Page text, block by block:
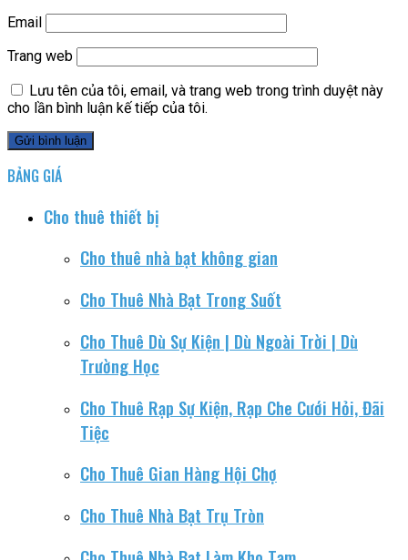
Email
Trang web
Lưu tên của tôi, email, và trang web trong trình duyệt này
cho lần bình luận kế tiếp của tôi.
BẢNG GIÁ
Cho thuê thiết bị
Cho thuê nhà bạt không gian
Cho Thuê Nhà Bạt Trong Suốt
Cho Thuê Dù Sự Kiện | Dù Ngoài Trời | Dù
Trường Học
Cho Thuê Rạp Sự Kiện, Rạp Che Cưới Hỏi, Đãi
Tiệc
Cho Thuê Gian Hàng Hội Chợ
Cho Thuê Nhà Bạt Trụ Tròn